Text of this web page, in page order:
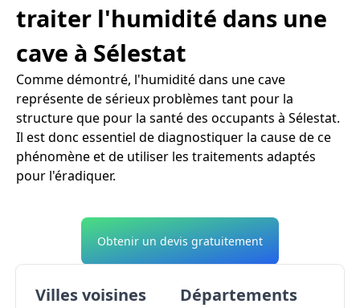
traiter l'humidité dans une
cave à Sélestat
Comme démontré, l'humidité dans une cave
représente de sérieux problèmes tant pour la
structure que pour la santé des occupants à Sélestat.
Il est donc essentiel de diagnostiquer la cause de ce
phénomène et de utiliser les traitements adaptés
pour l'éradiquer.
Obtenir un devis gratuitement
Villes voisines Départements